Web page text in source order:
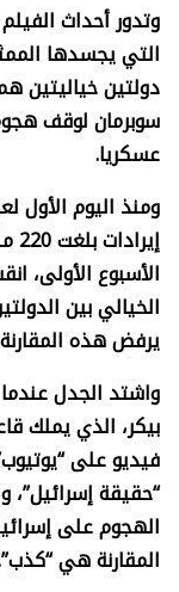
وتدور أحداث
التي يجسدها
دولتين خياليتين
سوبرمان لوقف
عسكريا.
ومنذ اليوم الأول
الأسبوع الأولى،
الخيالي بين
يرفض هذه
واشتد الجدل
بيكر، الذي يملك
فيديو على
“حقيقة
الهجوم على
المقارنة هي